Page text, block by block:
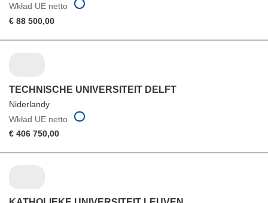
Wkład UE netto
€ 88 500,00
TECHNISCHE UNIVERSITEIT DELFT
Niderlandy
Wkład UE netto
€ 406 750,00